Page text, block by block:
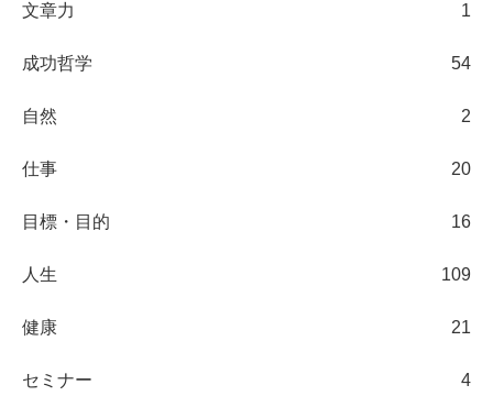
文章力 1
成功哲学 54
自然 2
仕事 20
目標・目的 16
人生 109
健康 21
セミナー 4